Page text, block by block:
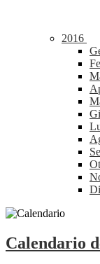
2016
Calendario